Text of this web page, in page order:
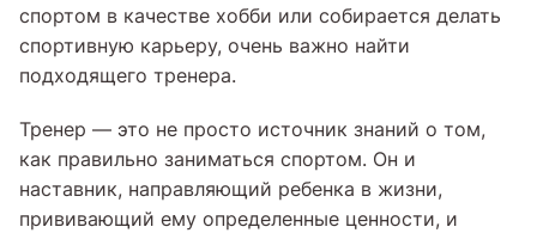
спортом в качестве хобби или собирается делать
спортивную карьеру, очень важно найти
подходящего тренера.
Тренер — это не просто источник знаний о том,
как правильно заниматься спортом. Он и
наставник, направляющий ребенка в жизни,
прививающий ему определенные ценности, и